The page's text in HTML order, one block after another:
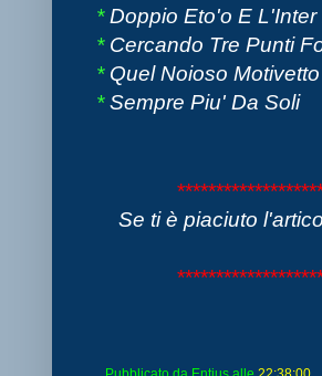
*Doppio Eto'o E
* Cercando Tre Punti
* Quel Noioso
*Sempre Piu' Da Soli
Se ti è piaciuto